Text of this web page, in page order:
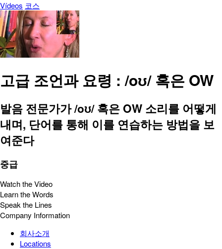
Vídeos 코스
고급 조언과 요령 : /oʊ/ 혹은 OW
발음 전문가가 /oʊ/ 혹은 OW 소리를 어떻게
내며, 단어를 통해 이를 연습하는 방법을 보
여준다
중급
Watch the Video
Learn the Words
Speak the Lines
Company Information
회사소개
Locations